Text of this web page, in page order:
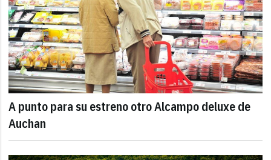
A punto para su estreno otro Alcampo deluxe de
Auchan